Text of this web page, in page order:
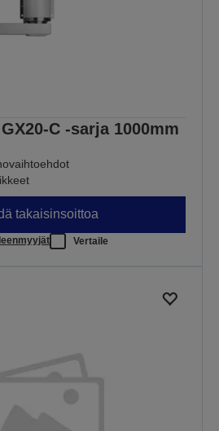
C -sarja 1000mm
takaisinsoittoa
Vertaile